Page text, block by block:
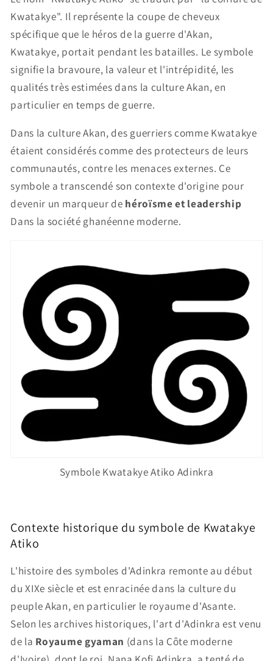
Kwatakye". Il représente la coupe de cheveux
spécifique que le héros de la guerre d'Akan,
Kwatakye, portait pendant les batailles. Le symbole
signifie la bravoure, la valeur et l'intrépidité, les
qualités très estimées dans la culture Akan, en
particulier en temps de guerre.
Dans la culture Akan, des guerriers comme Kwatakye
étaient considérés comme des protecteurs de leurs
communautés, contre les menaces externes. Ce
symbole a transcendé son contexte d'origine pour
devenir un marqueur de héroïsme et leadership
Dans la société ghanéenne moderne.
Symbole Kwatakye Atiko Adinkra
Contexte historique du symbole de Kwatakye
Atiko
L'histoire des symboles d'Adinkra remonte au début
du XIXe siècle et est enracinée dans la culture du
peuple Akan, en particulier le royaume d'Asante.
Selon les archives historiques, l'art d'Adinkra est venu
de la Royaume gyaman (dans la Côte moderne